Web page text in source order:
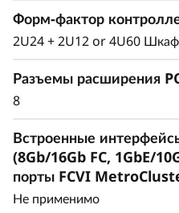
Унифицированная
управляет
объектными
Форм-фактор
2U24 + 2U12 or 4U60 Шкаф
Разъемы расширения
8
Встроенные
(8Gb/16Gb FC, 1GbE/
порты FCVI
Не применимо